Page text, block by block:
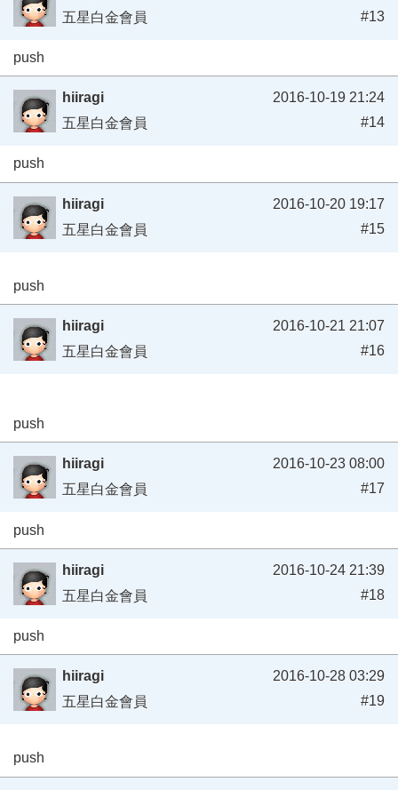
五星白金會員
#13
push
hiiragi
五星白金會員
2016-10-19 21:24
#14
push
hiiragi
五星白金會員
2016-10-20 19:17
#15
push
hiiragi
五星白金會員
2016-10-21 21:07
#16
push
hiiragi
五星白金會員
2016-10-23 08:00
#17
push
hiiragi
五星白金會員
2016-10-24 21:39
#18
push
hiiragi
五星白金會員
2016-10-28 03:29
#19
push